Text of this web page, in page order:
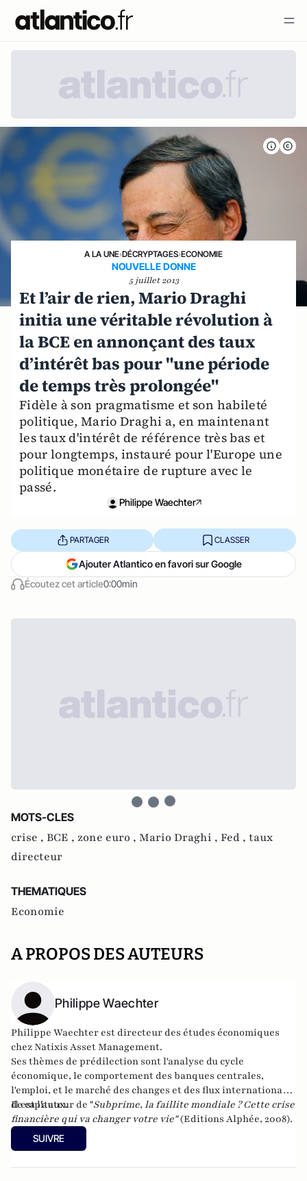
A LA UNE›DÉCRYPTAGES›ECONOMIE
NOUVELLE DONNE
5 juillet 2013
Et l’air de rien, Mario Draghi
initia une véritable révolution à
la BCE en annonçant des taux
d’intérêt bas pour "une période
de temps très prolongée"
Fidèle à son pragmatisme et son habileté
politique, Mario Draghi a, en maintenant
les taux d'intérêt de référence très bas et
pour longtemps, instauré pour l'Europe une
politique monétaire de rupture avec le
passé.
Philippe Waechter
Écoutez cet article0:00min
PARTAGER CLASSER
Ajouter Atlantico en favori sur Google
MOTS-CLES
crise , BCE , zone euro , Mario Draghi , Fed , taux
directeur
THEMATIQUES
Economie
A PROPOS DES AUTEURS
Philippe Waechter
Philippe Waechter est directeur des études économiques
chezNatixis Asset Management.
Ses thèmes de prédilection sont l'analyse du cycle
économique, le comportement des banques centrales,
l'emploi, et le marché des changes et des flux internationaux
de capitaux.
Il est l'auteur de "Subprime, la faillite mondiale ? Cette crise
financière qui va changer votre vie"(Editions Alphée, 2008).
SUIVRE